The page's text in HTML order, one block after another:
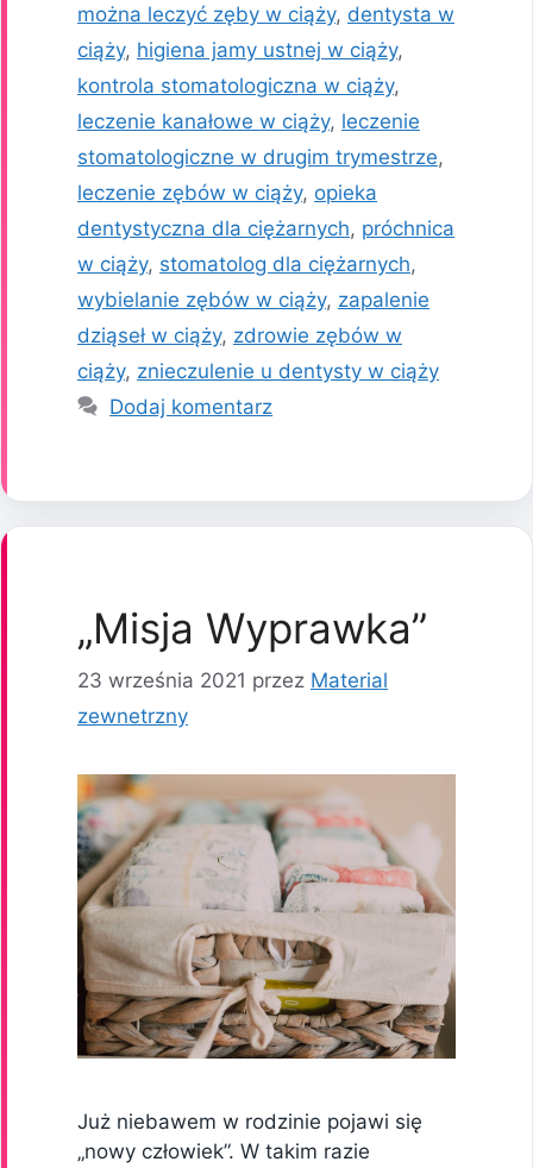
można leczyć zęby w ciąży, dentysta w
ciąży, higiena jamy ustnej w ciąży,
kontrola stomatologiczna w ciąży,
leczenie kanałowe w ciąży, leczenie
stomatologiczne w drugim trymestrze,
leczenie zębów w ciąży, opieka
dentystyczna dla ciężarnych, próchnica
w ciąży, stomatolog dla ciężarnych,
wybielanie zębów w ciąży, zapalenie
dziąseł w ciąży, zdrowie zębów w
ciąży, znieczulenie u dentysty w ciąży
Dodaj komentarz
„Misja Wyprawka”
23 września 2021 przez Material
zewnetrzny
Już niebawem w rodzinie pojawi się
„nowy człowiek”. W takim razie